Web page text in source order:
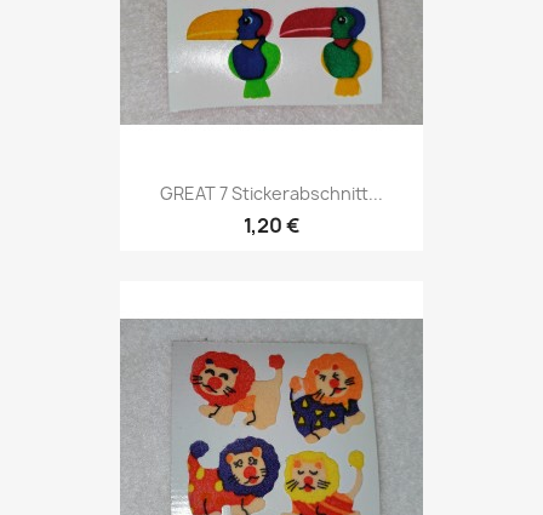
GREAT 7 Stickerabschnitt...
1,20 €